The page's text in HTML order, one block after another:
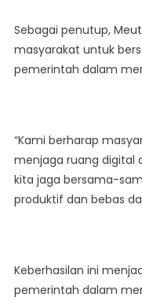
Sebagai penutup,
masyarakat untuk
pemerintah dalam
“Kami berharap
menjaga ruang digital
kita jaga bersama-
produktif dan bebas
Keberhasilan ini
pemerintah dalam